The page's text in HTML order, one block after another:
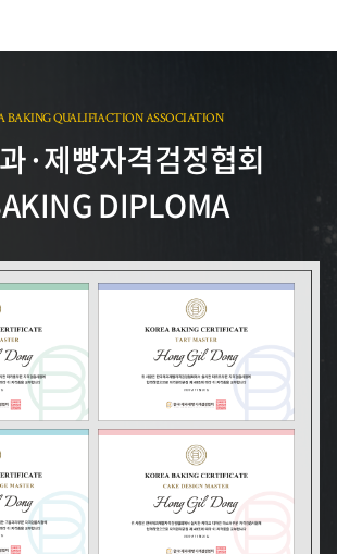
BAKING QUALIFIACTION ASSOCIATION
·제빵자격검정협회
DIPLOMA